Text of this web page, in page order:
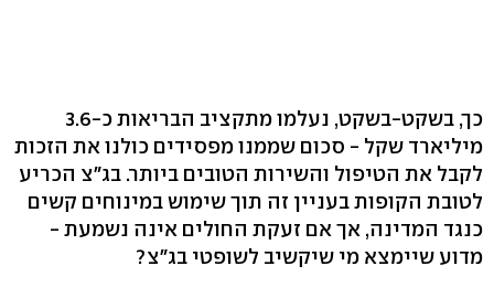
כך, בשקט-בשקט, נעלמו מתקציב הבריאות כ-3.6
מיליארד שקל - סכום שממנו מפסידים כולנו את הזכות
לקבל את הטיפול והשירות הטובים ביותר. בג"צ הכריע
לטובת הקופות בעניין זה תוך שימוש במינוחים קשים
כנגד המדינה, אך אם זעקת החולים אינה נשמעת -
מדוע שיימצא מי שיקשיב לשופטי בג"צ?